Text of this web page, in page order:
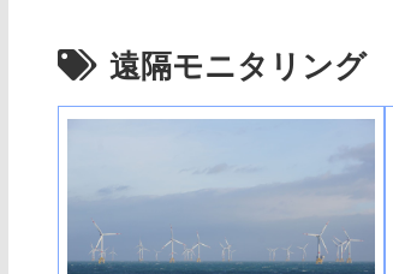
遠隔モニタリング